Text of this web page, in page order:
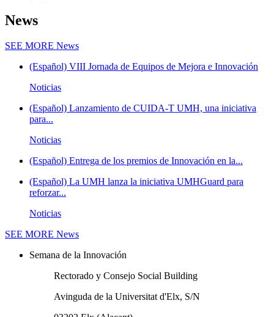
News
SEE MORE News
(Español) VIII Jornada de Equipos de Mejora e Innovación
Noticias
(Español) Lanzamiento de CUIDA-T UMH, una iniciativa
para...
Noticias
(Español) Entrega de los premios de Innovación en la...
(Español) La UMH lanza la iniciativa UMHGuard para
reforzar...
Noticias
SEE MORE News
Semana de la Innovación
Rectorado y Consejo Social Building
Avinguda de la Universitat d'Elx, S/N